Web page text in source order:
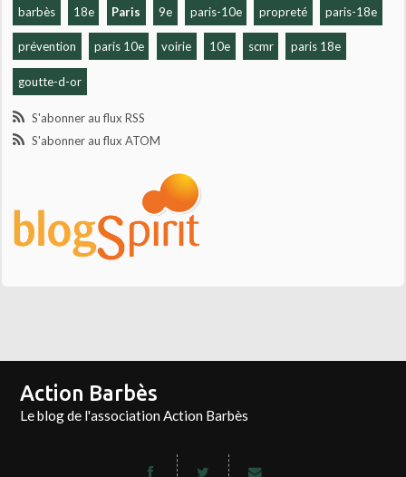
barbès 18e Paris 9e paris-10e propreté paris-18e
prévention paris 10e voirie 10e scmr paris 18e
goutte-d-or
S'abonner au flux RSS
S'abonner au flux ATOM
Action Barbès
Le blog de l'association Action Barbès